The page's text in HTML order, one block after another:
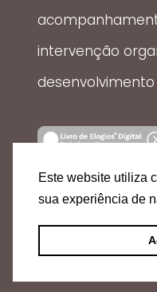
Este website utiliza
sua experiência de
intervenção
ERS, Registo nº E140338 |
Academia Transformar |